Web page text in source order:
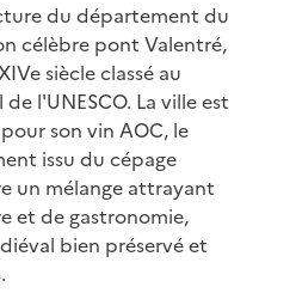
du département du
célèbre pont Valentré,
siècle classé au
l'UNESCO. La ville est
son vin AOC, le
issu du cépage
un mélange attrayant
et de gastronomie,
bien préservé et